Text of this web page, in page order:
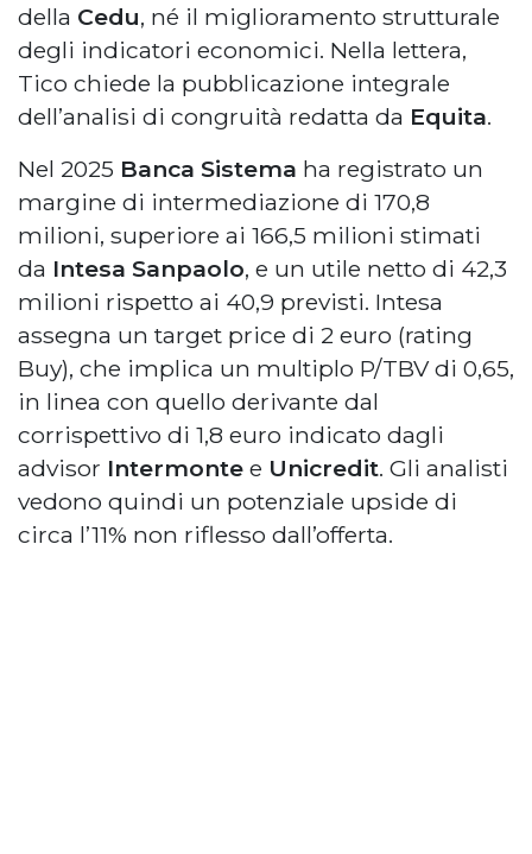
della Cedu, né il miglioramento strutturale
degli indicatori economici. Nella lettera,
Tico chiede la pubblicazione integrale
dell’analisi di congruità redatta da Equita.
Nel 2025 Banca Sistema ha registrato un
margine di intermediazione di 170,8
milioni, superiore ai 166,5 milioni stimati
da Intesa Sanpaolo, e un utile netto di 42,3
milioni rispetto ai 40,9 previsti. Intesa
assegna un target price di 2 euro (rating
Buy), che implica un multiplo P/TBV di 0,65,
in linea con quello derivante dal
corrispettivo di 1,8 euro indicato dagli
advisor Intermonte e Unicredit. Gli analisti
vedono quindi un potenziale upside di
circa l’11% non riflesso dall’offerta.